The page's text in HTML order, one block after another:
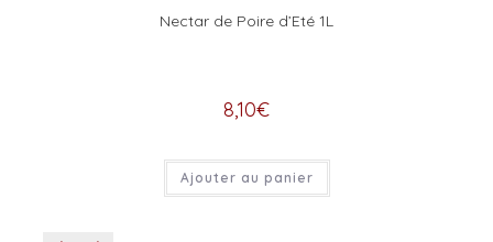
Nectar de Poire d’Eté 1L
8,10€
Ajouter au panier